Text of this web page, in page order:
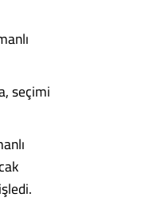
seçimi